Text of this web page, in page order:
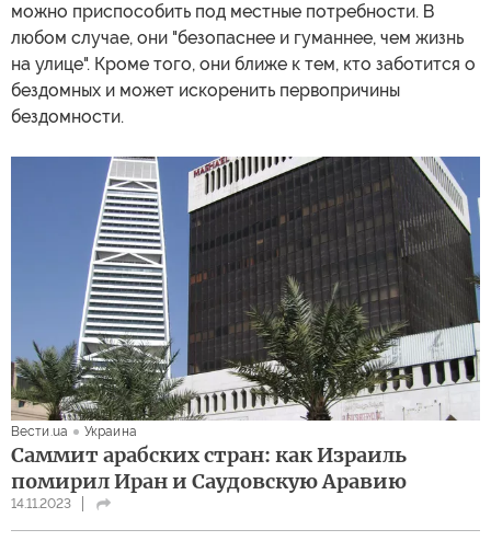
можно приспособить под местные потребности. В
любом случае, они "безопаснее и гуманнее, чем жизнь
на улице". Кроме того, они ближе к тем, кто заботится о
бездомных и может искоренить первопричины
бездомности.
Вести.ua Украина
Саммит арабских стран: как Израиль
помирил Иран и Саудовскую Аравию
14.11.2023